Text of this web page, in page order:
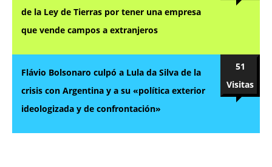
de la Ley de Tierras por tener una empresa
que vende campos a extranjeros
Flávio Bolsonaro culpó a Lula da Silva de la
crisis con Argentina y a su «política exterior
ideologizada y de confrontación»
51
Visitas